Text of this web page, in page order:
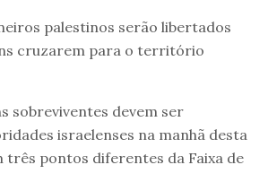
palestinos serão libertados
cruzarem para o território
sobreviventes devem ser
israelenses na manhã desta
três pontos diferentes da Faixa de